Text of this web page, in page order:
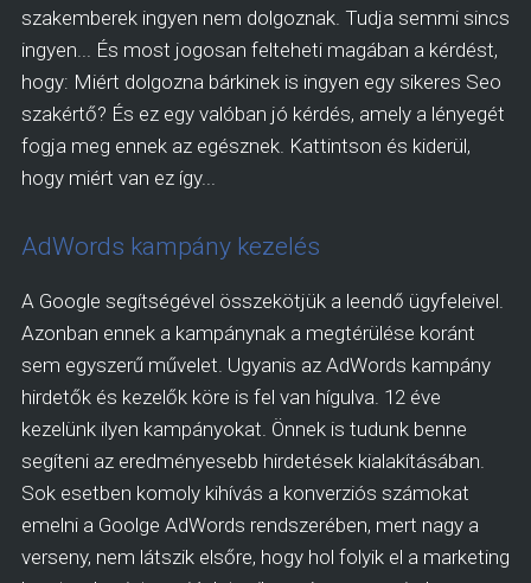
szakemberek ingyen nem dolgoznak. Tudja semmi sincs
ingyen... És most jogosan felteheti magában a kérdést,
hogy: Miért dolgozna bárkinek is ingyen egy sikeres Seo
szakértő? És ez egy valóban jó kérdés, amely a lényegét
fogja meg ennek az egésznek. Kattintson és kiderül,
hogy miért van ez így...
AdWords kampány kezelés
A Google segítségével összekötjük a leendő ügyfeleivel.
Azonban ennek a kampánynak a megtérülése koránt
sem egyszerű művelet. Ugyanis az AdWords kampány
hirdetők és kezelők köre is fel van hígulva. 12 éve
kezelünk ilyen kampányokat. Önnek is tudunk benne
segíteni az eredményesebb hirdetések kialakításában.
Sok esetben komoly kihívás a konverziós számokat
emelni a Goolge AdWords rendszerében, mert nagy a
verseny, nem látszik elsőre, hogy hol folyik el a marketing